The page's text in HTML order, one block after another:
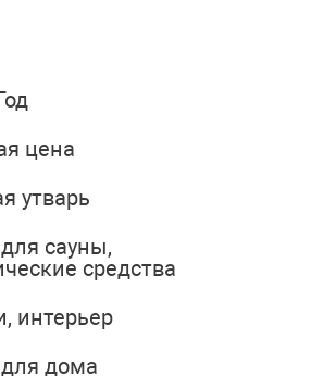
цена
утварь
сауны,
средства
интерьер
дома